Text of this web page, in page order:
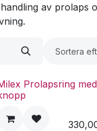
av prolaps
Sortera
Prolapsring med